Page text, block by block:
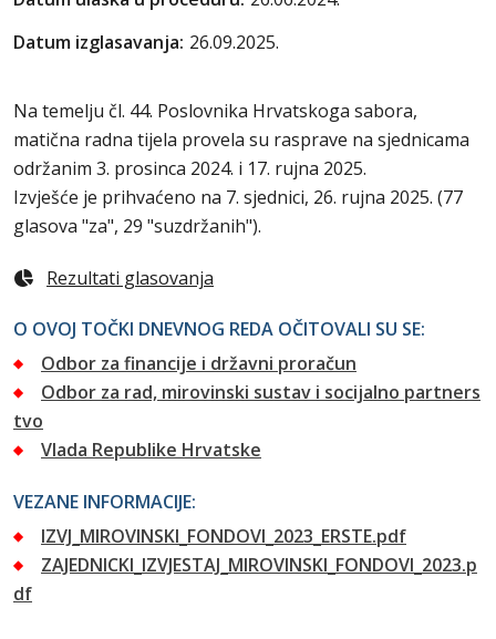
Datum izglasavanja: 26.09.2025.
Na temelju čl. 44. Poslovnika Hrvatskoga sabora,
matična radna tijela provela su rasprave na sjednicama
održanim 3. prosinca 2024. i 17. rujna 2025.
Izvješće je prihvaćeno na 7. sjednici, 26. rujna 2025. (77
glasova "za", 29 "suzdržanih").
Rezultati glasovanja
O OVOJ TOČKI DNEVNOG REDA OČITOVALI SU SE:
Odbor za financije i državni proračun
Odbor za rad, mirovinski sustav i socijalno partners
tvo
Vlada Republike Hrvatske
VEZANE INFORMACIJE:
IZVJ_MIROVINSKI_FONDOVI_2023_ERSTE.pdf
ZAJEDNICKI_IZVJESTAJ_MIROVINSKI_FONDOVI_2023.p
df